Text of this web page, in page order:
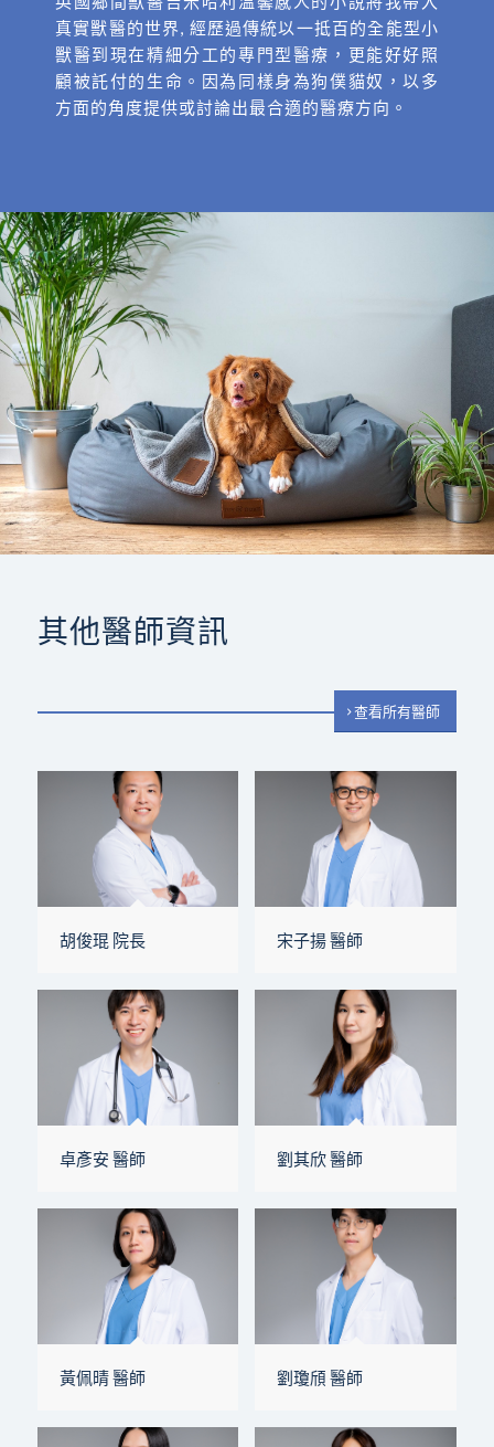
真實獸醫的世界, 經歷過傳統以一抵百的全能型小
獸醫到現在精細分工的專門型醫療，更能好好照
顧被託付的生命。因為同樣身為狗僕貓奴，以多
方面的角度提供或討論出最合適的醫療方向。
其他醫師資訊
查看所有醫師
胡俊琨 院長 宋子揚 醫師
卓彥安 醫師 劉其欣 醫師
黃佩晴 醫師 劉瓊頎 醫師